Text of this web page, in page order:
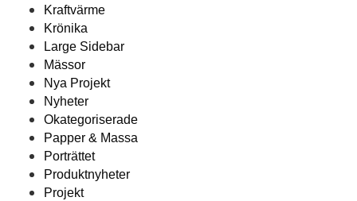
Kraftvärme
Krönika
Large Sidebar
Mässor
Nya Projekt
Nyheter
Okategoriserade
Papper & Massa
Porträttet
Produktnyheter
Projekt